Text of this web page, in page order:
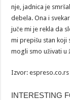
nje, jadnica je
debela. Ona i
juče mi je rekla da
mi prepišu stan koji
mogli smo uživati u
Izvor: espreso.co.rs